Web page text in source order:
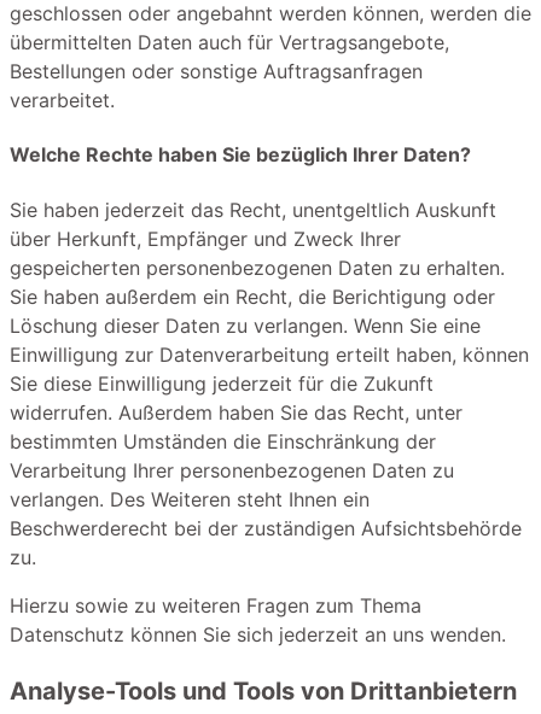
geschlossen oder angebahnt werden können, werden die
übermittelten Daten auch für Vertragsangebote,
Bestellungen oder sonstige Auftragsanfragen
verarbeitet.
Welche Rechte haben Sie bezüglich Ihrer Daten?
Sie haben jederzeit das Recht, unentgeltlich Auskunft
über Herkunft, Empfänger und Zweck Ihrer
gespeicherten personenbezogenen Daten zu erhalten.
Sie haben außerdem ein Recht, die Berichtigung oder
Löschung dieser Daten zu verlangen. Wenn Sie eine
Einwilligung zur Datenverarbeitung erteilt haben, können
Sie diese Einwilligung jederzeit für die Zukunft
widerrufen. Außerdem haben Sie das Recht, unter
bestimmten Umständen die Einschränkung der
Verarbeitung Ihrer personenbezogenen Daten zu
verlangen. Des Weiteren steht Ihnen ein
Beschwerderecht bei der zuständigen Aufsichtsbehörde
zu.
Hierzu sowie zu weiteren Fragen zum Thema
Datenschutz können Sie sich jederzeit an uns wenden.
Analyse-Tools und Tools von Dritt­anbietern